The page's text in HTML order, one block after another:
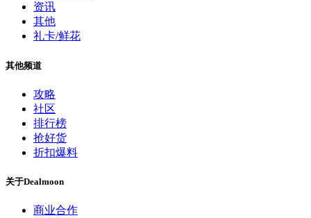
资讯
其他
礼卡/鲜花
其他频道
攻略
社区
排行榜
抢好货
折扣爆料
关于Dealmoon
商业合作